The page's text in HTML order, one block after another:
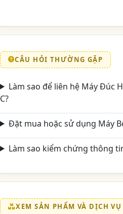
CÂU HỎI THƯỜNG GẶP
Làm sao để liên hệ Máy Đúc
C?
Đặt mua hoặc sử dụng Máy
Làm sao kiểm chứng thông
XEM SẢN PHẨM VÀ DỊCH VỤ